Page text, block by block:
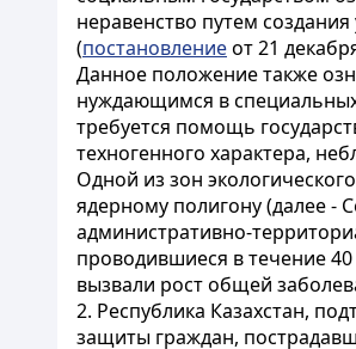
неравенство путем
(постановлениеот 21
Данное положение также
нуждающимся в
требуется помощь
техногенного характера,
Одной из зон
ядерному полигону (далее -
административно-
проводившиеся в течение
вызвали рост общей
2. Республика Казахстан,
защиты граждан,